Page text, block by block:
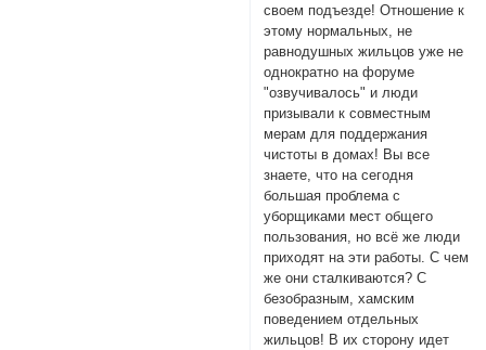
своем подъезде! Отношение к
этому нормальных, не
равнодушных жильцов уже не
однократно на форуме
"озвучивалось" и люди
призывали к совместным
мерам для поддержания
чистоты в домах! Вы все
знаете, что на сегодня
большая проблема с
уборщиками мест общего
пользования, но всё же люди
приходят на эти работы. С чем
же они сталкиваются? С
безобразным, хамским
поведением отдельных
жильцов! В их сторону идет